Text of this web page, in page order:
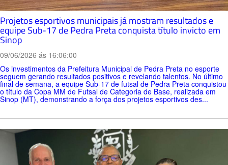
Projetos esportivos municipais já mostram resultados e
equipe Sub-17 de Pedra Preta conquista título invicto em
Sinop
09/06/2026 ás 16:06:00
Os investimentos da Prefeitura Municipal de Pedra Preta no esporte
seguem gerando resultados positivos e revelando talentos. No último
final de semana, a equipe Sub-17 de futsal de Pedra Preta conquistou
o título da Copa MM de Futsal de Categoria de Base, realizada em
Sinop (MT), demonstrando a força dos projetos esportivos des...